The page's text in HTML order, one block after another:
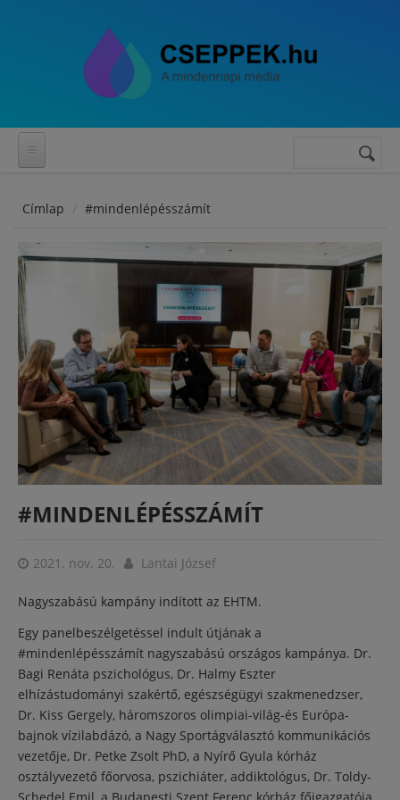
Keresés
Címlap #mindenlépésszámít
#MINDENLÉPÉSSZÁMÍT
2021. nov. 20. Lantai József
Nagyszabású kampány indított az EHTM.
Egy panelbeszélgetéssel indult útjának a
#mindenlépésszámít nagyszabású országos kampánya. Dr.
Bagi Renáta pszichológus, Dr. Halmy Eszter
elhízástudományi szakértő, egészségügyi szakmenedzser,
Dr. Kiss Gergely, háromszoros olimpiai-világ-és Európa-
bajnok vízilabdázó, a Nagy Sportágválasztó kommunikációs
vezetője, Dr. Petke Zsolt PhD, a Nyírő Gyula kórház
osztályvezető főorvosa, pszichiáter, addiktológus, Dr. Toldy-